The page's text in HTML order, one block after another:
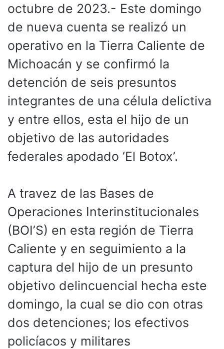
octubre de 2023.- Este domingo
de nueva cuenta se realizó un
operativo en la Tierra Caliente de
Michoacán y se confirmó la
detención de seis presuntos
integrantes de una célula delictiva
y entre ellos, esta el hijo de un
objetivo de las autoridades
federales apodado ‘El Botox’.
A travez de las Bases de
Operaciones Interinstitucionales
(BOI’S) en esta región de Tierra
Caliente y en seguimiento a la
captura del hijo de un presunto
objetivo delincuencial hecha este
domingo, la cual se dio con otras
dos detenciones; los efectivos
policíacos y militares